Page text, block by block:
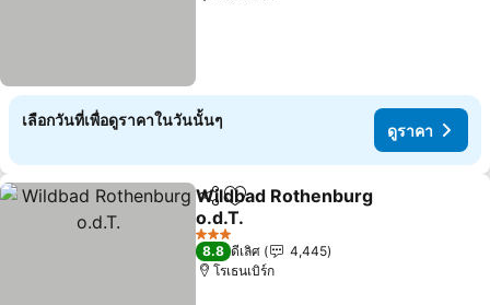
เลือกวันที่เพื่อดูราคาในวันนั้นๆ
ดูราคา
แชร์ เพิ่มในรายการโปรด
Wildbad Rothenburg
o.d.T.
3 ดาว
8.8 ดีเลิศ
4,445
โรเธนเบิร์ก